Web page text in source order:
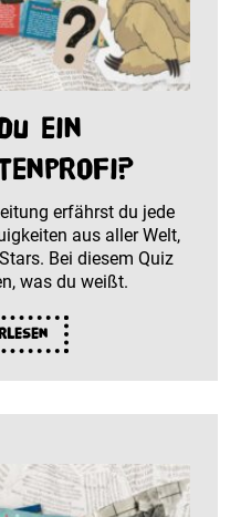
ein
erfährst du jede
aus aller Welt,
Bei diesem Quiz
was du weißt.